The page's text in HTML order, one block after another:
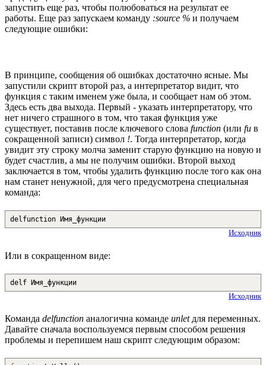
запустить еще раз, чтобы полюбоваться на результат ее
работы. Еще раз запускаем команду :source % и получаем
следующие ошибки:
В принципе, сообщения об ошибках достаточно ясные. Мы
запустили скрипт второй раз, а интерпретатор видит, что
функция с таким именем уже была, и сообщает нам об этом.
Здесь есть два выхода. Первый - указать интерпретатору, что
нет ничего страшного в том, что такая функция уже
существует, поставив после ключевого слова function (или fu в
сокращенной записи) символ !. Тогда интерпретатор, когда
увидит эту строку молча заменит старую функцию на новую и
будет счастлив, а мы не получим ошибки. Второй выход
заключается в том, чтобы удалить функцию после того как она
нам станет ненужной, для чего предусмотрена специальная
команда:
delfunction Имя_функции
Исходник
Или в сокращенном виде:
delf Имя_функции
Исходник
Команда delfunction аналогична команде unletдля переменных.
Давайте сначала воспользуемся первым способом решения
проблемы и перепишем наш скрипт следующим образом: